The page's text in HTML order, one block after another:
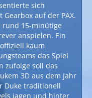
sich
auf der PAX.
rund 15-minütige
anspielen. Ein
kaum
das Spiel
zufolge soll das
3D aus dem Jahr
Duke traditionell
jagen und hinter